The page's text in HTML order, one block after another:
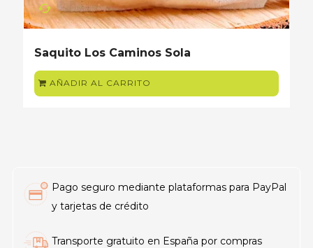
cached
Saquito Los Caminos Sola
AÑADIR AL CARRITO
Pago seguro mediante plataformas para PayPal
y tarjetas de crédito
Transporte gratuito en España por compras